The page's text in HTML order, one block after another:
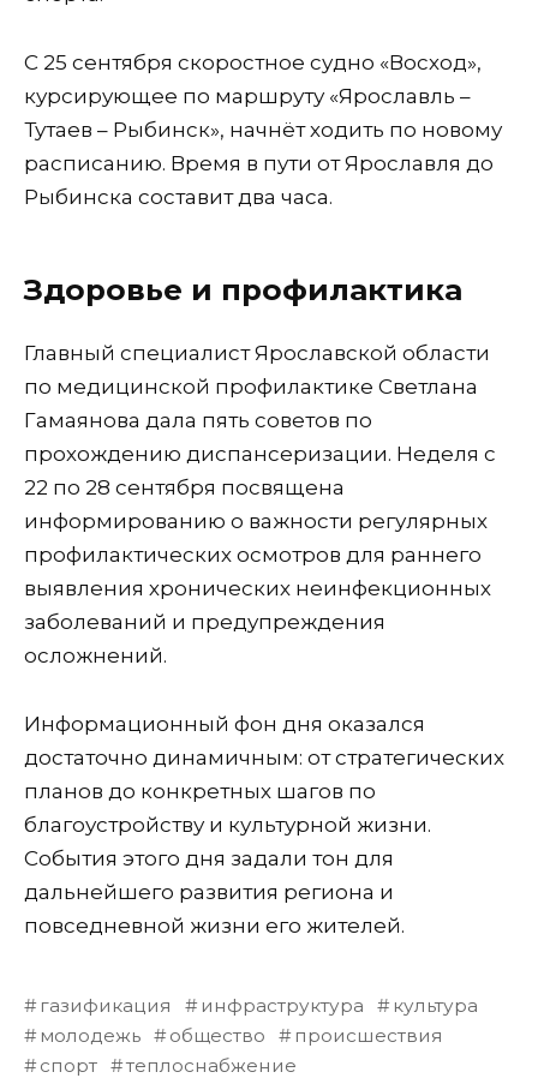
С 25 сентября скоростное судно «Восход»,
курсирующее по маршруту «Ярославль –
Тутаев – Рыбинск», начнёт ходить по новому
расписанию. Время в пути от Ярославля до
Рыбинска составит два часа.
Здоровье и профилактика
Главный специалист Ярославской области
по медицинской профилактике Светлана
Гамаянова дала пять советов по
прохождению диспансеризации. Неделя с
22 по 28 сентября посвящена
информированию о важности регулярных
профилактических осмотров для раннего
выявления хронических неинфекционных
заболеваний и предупреждения
осложнений.
Информационный фон дня оказался
достаточно динамичным: от стратегических
планов до конкретных шагов по
благоустройству и культурной жизни.
События этого дня задали тон для
дальнейшего развития региона и
повседневной жизни его жителей.
газификация инфраструктура
культура
молодежь
общество
происшествия
спорт
теплоснабжение